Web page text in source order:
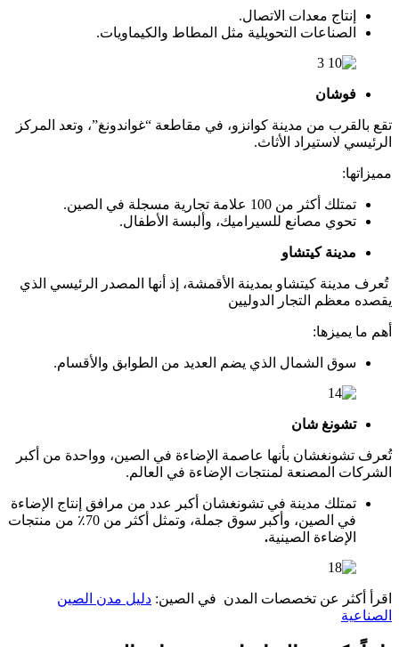
إنتاج معدات الاتصال.
الصناعات التحويلية مثل المطاط والكيماويات.
فوشان
تقع بالقرب من مدينة كوانزو، في مقاطعة “غواندونغ”، وتعد المركز
الرئيسي لاستيراد الأثاث.
مميزاتها:
تمتلك أكثر من 100 علامة تجارية مسجلة في الصين.
تحوي مصانع للسيراميك، وألبسة الأطفال.
مدينة كيتشاو
تُعرف مدينة كيتشاو بمدينة الأقمشة، إذ أنها المصدر الرئيسي الذي
يقصده معظم التجار الدوليين
أهم ما يميزها:
سوق الشمال الذي يضم العديد من الطوابق والأقسام.
تشونغ شان
تُعرف تشونغشان بأنها عاصمة الإضاءة في الصين، وواحدة من أكبر
الشركات المصنعة لمنتجات الإضاءة في العالم.
تمتلك مدينة في تشونغشان أكبر عدد من مرافق إنتاج الإضاءة
في الصين، وأكبر سوق جملة، وتمثل أكثر من 70٪ من منتجات
الإضاءة الصينية.
اقرأ أكثر عن تخصصات المدن في الصين: دليل مدن الصين
الصناعية